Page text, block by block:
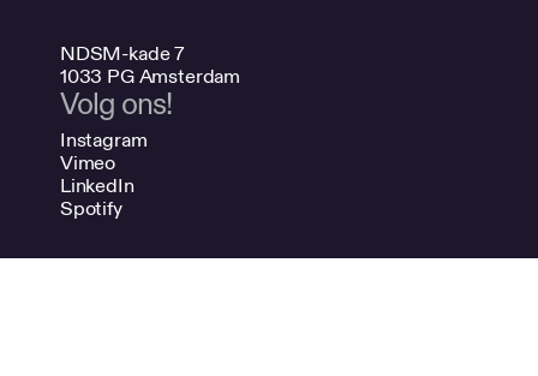
NDSM-kade 7
1033 PG Amsterdam
Volg ons!
Instagram
Vimeo
LinkedIn
Spotify